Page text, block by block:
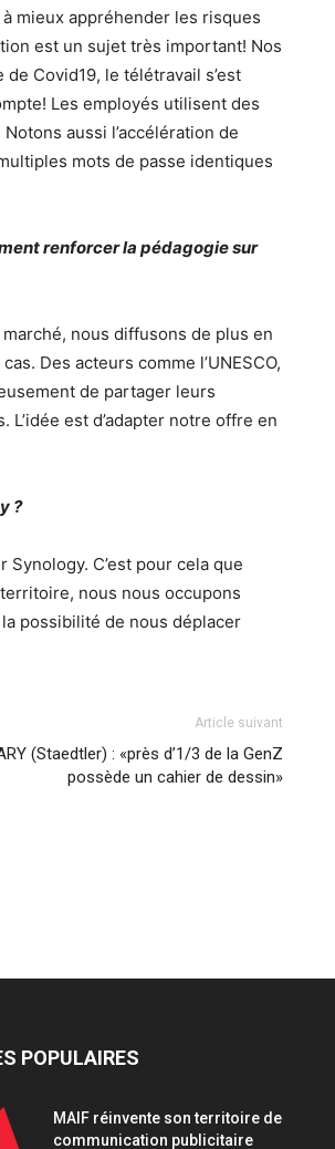
mieux appréhender les risques
est un sujet très important! Nos
Covid19, le télétravail s’est
Les employés utilisent des
aussi l’accélération de
mots de passe identiques
renforcer la pédagogie sur
nous diffusons de plus en
Des acteurs comme l’UNESCO,
de partager leurs
est d’adapter notre offre en
?
C’est pour cela que
nous nous occupons
possibilité de nous déplacer
Article suivant
(Staedtler) : «près d’1/3 de la GenZ
possède un cahier de dessin»
POPULAIRES
MAIF réinvente son territoire de
communication publicitaire